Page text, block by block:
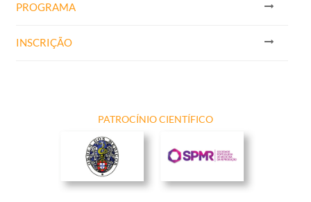
PROGRAMA
INSCRIÇÃO
PATROCÍNIO CIENTÍFICO